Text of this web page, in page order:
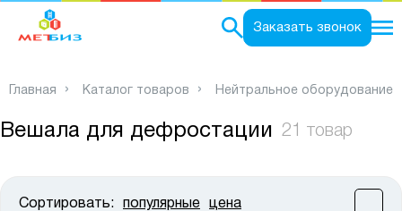
Заказать звонок
Главная Каталог товаров Нейтральное оборудование
Вешала для дефростации 21 товар
Сортировать: популярные цена